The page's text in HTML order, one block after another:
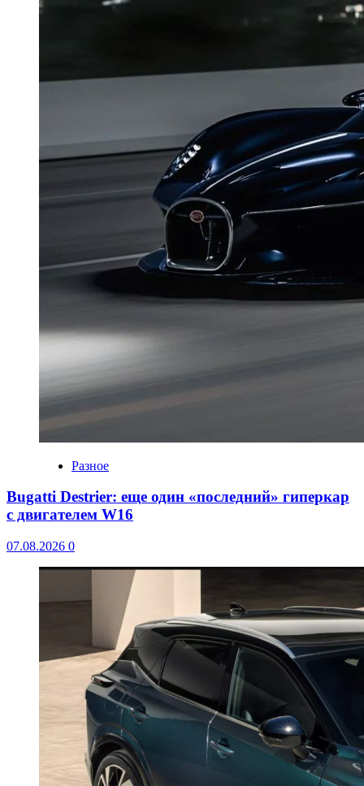
Разное
Bugatti Destrier: еще один «последний» гиперкар
с двигателем W16
07.08.2026 0